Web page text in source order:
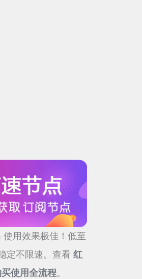
用效果极佳！低至
定不限速。查看 红
使用全流程。